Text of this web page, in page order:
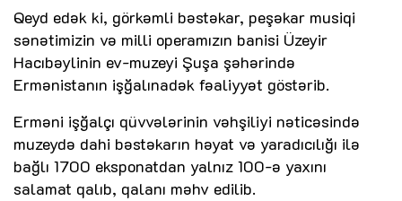
Qeyd edək ki, görkəmli bəstəkar, peşəkar musiqi
sənətimizin və milli operamızın banisi Üzeyir
Hacıbəylinin ev-muzeyi Şuşa şəhərində
Ermənistanın işğalınadək fəaliyyət göstərib.
Erməni işğalçı qüvvələrinin vəhşiliyi nəticəsində
muzeydə dahi bəstəkarın həyat və yaradıcılığı ilə
bağlı 1700 eksponatdan yalnız 100-ə yaxını
salamat qalıb, qalanı məhv edilib.